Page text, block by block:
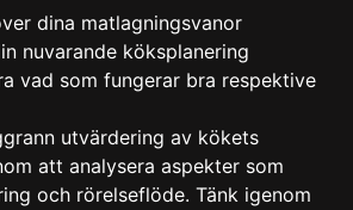
dina matlagningsvanor
nuvarande köksplanering
vad som fungerar bra respektive
utvärdering av kökets
att analysera aspekter som
och rörelseflöde. Tänk igenom